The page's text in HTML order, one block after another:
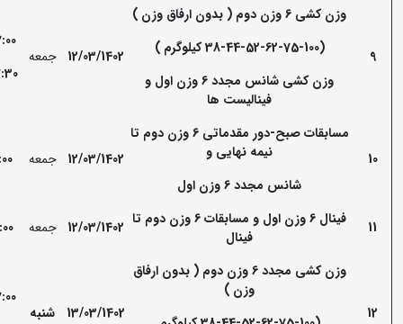
9
وزن کشی 6 وزن دوم ( بدون ارفاق وزن )
(38-44-52-62-75-100 کیلوگرم )
وزن کشی شانس مجدد 6 وزن اول و
فینالیست ها
12/03/1402 جمعه
10
مسابقات صبح-دور مقدماتی 6 وزن دوم تا
نیمه نهایی و
شانس مجدد 6 وزن اول
12/03/1402 جمعه
11
فینال 6 وزن اول و مسابقات 6 وزن دوم تا
فینال
12/03/1402 جمعه
12
وزن کشی مجدد 6 وزن دوم ( بدون ارفاق
وزن )
13/03/1402 شنبه